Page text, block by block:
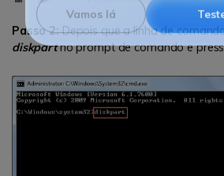
Vamos lá
Passo 2:Depois que a linha de
diskpartno prompt de comando e